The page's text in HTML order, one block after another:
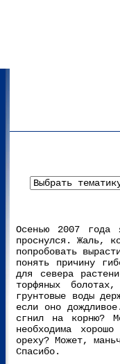
Осенью 2007 года
проснулся. Жаль,
попробовать
понять причину
для севера
торфяных
грунтовые воды
если оно
сгнил на корню?
необходима
ореху? Может,
Спасибо.